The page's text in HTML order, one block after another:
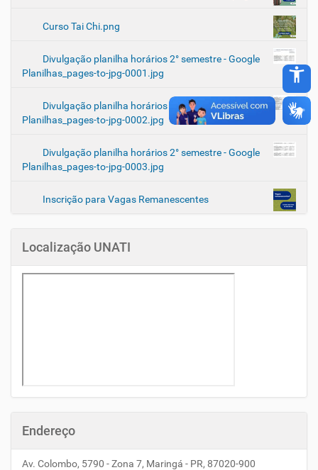
Curso Tai Chi.png
Divulgação planilha horários 2° semestre - Google
Planilhas_pages-to-jpg-0001.jpg
Divulgação planilha horários 2° semestre - Google
Planilhas_pages-to-jpg-0002.jpg
Divulgação planilha horários 2° semestre - Google
Planilhas_pages-to-jpg-0003.jpg
Inscrição para Vagas Remanescentes
Localização UNATI
Endereço
Av. Colombo, 5790 - Zona 7, Maringá - PR, 87020-900
accessibility_new